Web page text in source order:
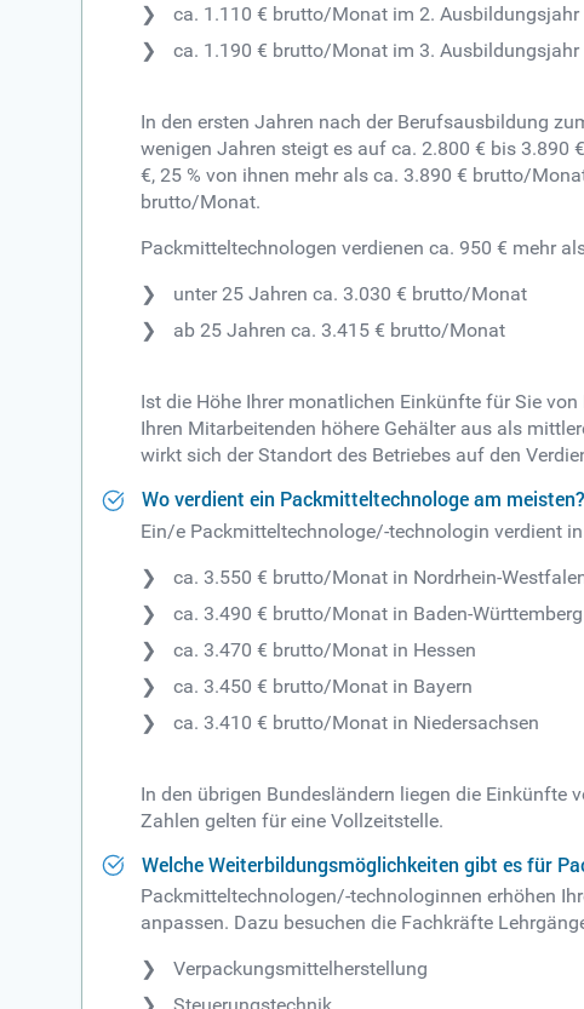
ca. 1.110 € brutto/Monat im 2. Ausbildungsjahr
ca. 1.190 € brutto/Monat im 3. Ausbildungsjahr
In den ersten Jahren nach der Berufsausbildung
wenigen Jahren steigt es auf ca. 2.800 € bis 3.890
€, 25 % von ihnen mehr als ca. 3.890 € brutto/
brutto/Monat.
Packmitteltechnologen verdienen ca. 950 € mehr
unter 25 Jahren ca. 3.030 € brutto/Monat
ab 25 Jahren ca. 3.415 € brutto/Monat
Ist die Höhe Ihrer monatlichen Einkünfte für Sie
Ihren Mitarbeitenden höhere Gehälter aus als
wirkt sich der Standort des Betriebes auf den
Wo verdient ein Packmitteltechnologe am meisten?
Ein/e Packmitteltechnologe/-technologin verdient
ca. 3.550 € brutto/Monat in Nordrhein-
ca. 3.490 € brutto/Monat in Baden-
ca. 3.470 € brutto/Monat in Hessen
ca. 3.450 € brutto/Monat in Bayern
ca. 3.410 € brutto/Monat in Niedersachsen
In den übrigen Bundesländern liegen die
Zahlen gelten für eine Vollzeitstelle.
Welche Weiterbildungsmöglichkeiten gibt es für
Packmitteltechnologen/-technologinnen erhöhen
anpassen. Dazu besuchen die Fachkräfte
Verpackungsmittelherstellung